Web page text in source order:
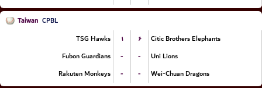
Taiwan CPBL
TSG Hawks
۱ ۶
Citic Brothers Elephants
Fubon Guardians
- -
Uni Lions
Rakuten Monkeys
- - Wei-Chuan Dragons